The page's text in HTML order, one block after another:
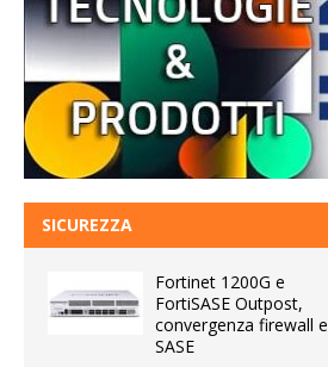
SICUREZZA
Fortinet 1200G e
FortiSASE Outpost,
convergenza firewall e
SASE